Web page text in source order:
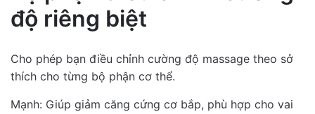
độ riêng biệt
Cho phép bạn điều chỉnh cường độ massage theo sở
thích cho từng bộ phận cơ thể.
Mạnh: Giúp giảm căng cứng cơ bắp, phù hợp cho vai